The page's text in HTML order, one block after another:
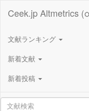
Ceek.jp Altmetrics
文献ランキング
新着文献
新着投稿